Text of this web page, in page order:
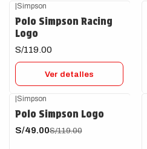
|Simpson
Polo Simpson Racing
Logo
S/119.00
Ver detalles
|Simpson
Polo Simpson Logo
S/49.00S/119.00